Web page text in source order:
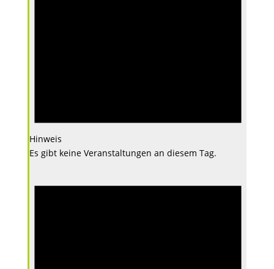
Hinweis
Es gibt keine Veranstaltungen an diesem Tag.